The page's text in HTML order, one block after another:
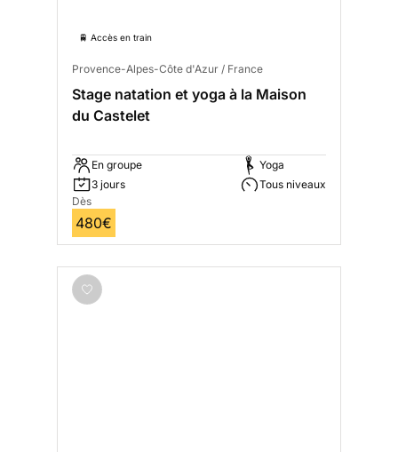
🚆 Accès en train
Provence-Alpes-Côte d'Azur / France
Stage natation et yoga à la Maison
du Castelet
En groupe
3 jours
Yoga
Tous niveaux
Dès
480€